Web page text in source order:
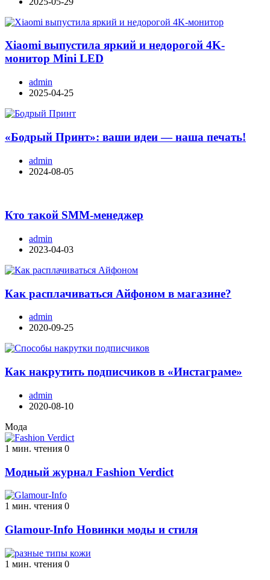
Xiaomi выпустила яркий и недорогой 4K-
монитор Mini LED
admin
2025-04-25
«Бодрый Принт»: ваши идеи — наша печать!
admin
2024-08-05
Кто такой SMM-менеджер
admin
2023-04-03
Как расплачиваться Айфоном в магазине?
admin
2020-09-25
Как накрутить подписчиков в «Инстаграме»
admin
2020-08-10
Мода
1 мин. чтения 0
Модный журнал Fashion Verdict
1 мин. чтения 0
Glamour-Info Новинки моды и стиля
1 мин. чтения 0